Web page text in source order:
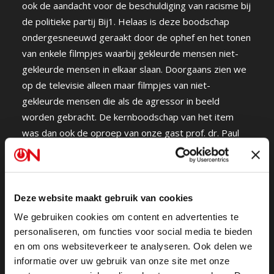
Deze website maakt gebruik van cookies
We gebruiken cookies om content en advertenties te
personaliseren, om functies voor social media te bieden
en om ons websiteverkeer te analyseren. Ook delen we
informatie over uw gebruik van onze site met onze
ook de aandacht voor de beschuldiging van racisme bij
de politieke partij Bij1. Helaas is deze boodschap
ondergesneeuwd geraakt door de ophef en het tonen
van enkele filmpjes waarbij gekleurde mensen niet-
gekleurde mensen in elkaar slaan. Doorgaans zien we
op de televisie alleen maar filmpjes van niet-
gekleurde mensen die als de agressor in beeld
worden gebracht. De kernboodschap van het item
was dan ook de oproep van onze gast prof. dr. Paul
Cliteur dat (alle) mensen elkaar meer als mensen
zouden moeten gaan zien.
Bij de vrijheid van meningsuiting, een van de
fundamenten van onze democratie, hoort nu eenmaal
dat gevoelens gekwetst kunnen worden. Maar dat is
nooit onze opzet. ON! is opgericht en om de
“ongehoorde” en “ongeziene” kant van grote